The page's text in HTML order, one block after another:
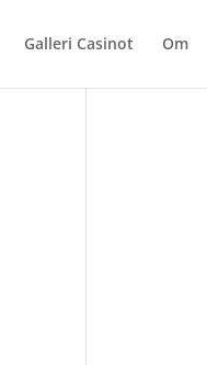
Galleri Casinot Om